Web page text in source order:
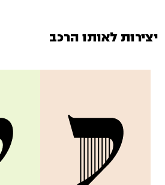
יצירות לאותו הרכב